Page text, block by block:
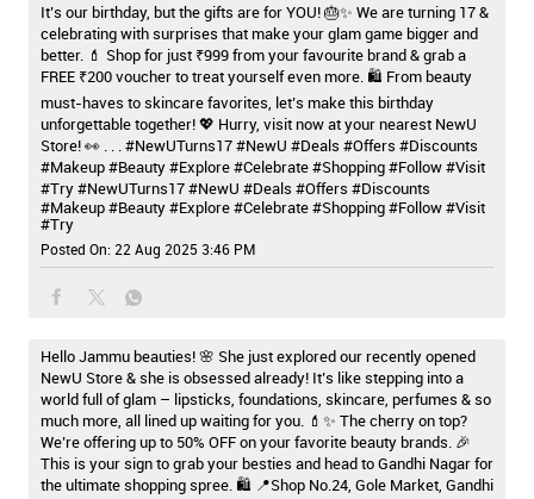
It’s our birthday, but the gifts are for YOU! 🎂✨ We are turning 17 &
celebrating with surprises that make your glam game bigger and
better. 💄 Shop for just ₹999 from your favourite brand & grab a
FREE ₹200 voucher to treat yourself even more. 🛍️ From beauty
must-haves to skincare favorites, let’s make this birthday
unforgettable together! 💖 Hurry, visit now at your nearest NewU
Store! 👀 . . . #NewUTurns17 #NewU #Deals #Offers #Discounts
#Makeup #Beauty #Explore #Celebrate #Shopping #Follow #Visit
#Try#NewUTurns17#NewU #Deals #Offers #Discounts
#Makeup#Beauty#Explore#Celebrate#Shopping#Follow#Visit
#Try
Posted On: 22 Aug 2025 3:46 PM
Hello Jammu beauties! 🌸 She just explored our recently opened
NewU Store & she is obsessed already! It’s like stepping into a
world full of glam – lipsticks, foundations, skincare, perfumes & so
much more, all lined up waiting for you. 💄✨ The cherry on top?
We’re offering up to 50% OFF on your favorite beauty brands. 🎉
This is your sign to grab your besties and head to Gandhi Nagar for
the ultimate shopping spree. 🛍️ 📍Shop No.24, Gole Market, Gandhi